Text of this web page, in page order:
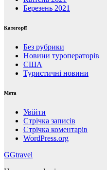
Березень 2021
Категорії
Без рубрики
Новини туроператорів
США
Туристичні новини
Мета
Увійти
Стрічка записів
Стрічка коментарів
WordPress.org
GGtravel